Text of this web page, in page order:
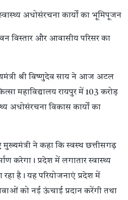
अधोसंरचना कार्यों का भूमिपूजन
विस्तार और आवासीय परिसर का
श्री विष्णुदेव साय ने आज अटल
महाविद्यालय रायपुर में 103 करोड़
अधोसंरचना विकास कार्यों का
मुख्यमंत्री ने कहा कि स्वस्थ छत्तीसगढ़
करेगा। प्रदेश में लगातार स्वास्थ्य
है। यह परियोजनाएं प्रदेश में
को नई ऊंचाई प्रदान करेंगी तथा